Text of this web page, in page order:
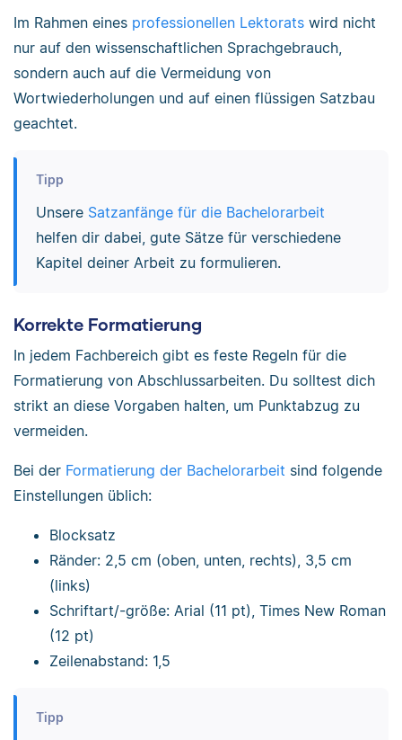
Im Rahmen eines professionellen Lektorats wird nicht
nur auf den wissenschaftlichen Sprachgebrauch,
sondern auch auf die Vermeidung von
Wortwiederholungen und auf einen flüssigen Satzbau
geachtet.
Tipp
Unsere Satzanfänge für die Bachelorarbeit
helfen dir dabei, gute Sätze für verschiedene
Kapitel deiner Arbeit zu formulieren.
Korrekte Formatierung
In jedem Fachbereich gibt es feste Regeln für die
Formatierung von Abschlussarbeiten. Du solltest dich
strikt an diese Vorgaben halten, um Punktabzug zu
vermeiden.
Bei der Formatierung der Bachelorarbeit sind folgende
Einstellungen üblich:
Blocksatz
Ränder: 2,5 cm (oben, unten, rechts), 3,5 cm
(links)
Schriftart/-größe: Arial (11 pt), Times New Roman
(12 pt)
Zeilenabstand: 1,5
Tipp